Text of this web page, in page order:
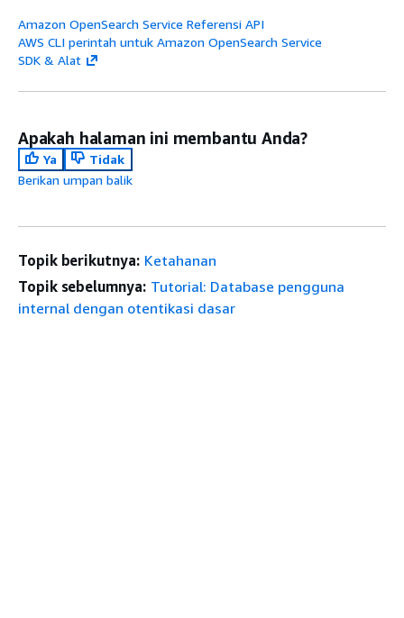
Amazon OpenSearch Service Referensi API
AWS CLI perintah untuk Amazon OpenSearch Service
SDK & Alat
Apakah halaman ini membantu Anda?
Ya
Tidak
Berikan umpan balik
Topik berikutnya: Ketahanan
Topik sebelumnya: Tutorial: Database pengguna
internal dengan otentikasi dasar